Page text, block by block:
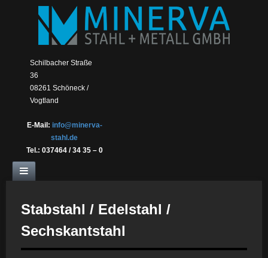
Schilbacher Straße
36
08261 Schöneck /
Vogtland
E-Mail: info@minerva-
stahl.de
Tel.: 037464 / 34 35 – 0
Stabstahl / Edelstahl /
Sechskantstahl